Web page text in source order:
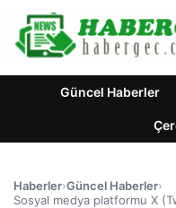
Güncel Haberler
Haberler›Güncel Haberler›
Sosyal medya platformu X